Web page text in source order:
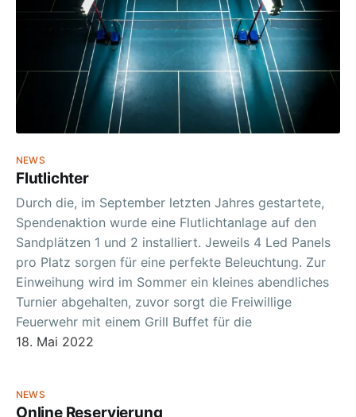
NEWS
Flutlichter
Durch die, im September letzten Jahres gestartete,
Spendenaktion wurde eine Flutlichtanlage auf den
Sandplätzen 1 und 2 installiert. Jeweils 4 Led Panels
pro Platz sorgen für eine perfekte Beleuchtung. Zur
Einweihung wird im Sommer ein kleines abendliches
Turnier abgehalten, zuvor sorgt die Freiwillige
Feuerwehr mit einem Grill Buffet für die
18. Mai 2022
NEWS
Online Reservierung